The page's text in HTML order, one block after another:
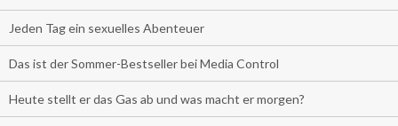
Jeden Tag ein sexuelles Abenteuer
Das ist der Sommer-Bestseller bei Media Control
Heute stellt er das Gas ab und was macht er morgen?